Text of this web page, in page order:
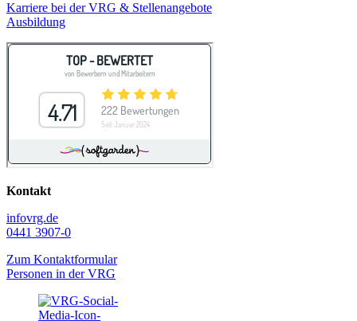
Karriere bei der VRG & Stellenangebote
Ausbildung
Kontakt
infovrg.de
0441 3907-0
Zum Kontaktformular
Personen in der VRG